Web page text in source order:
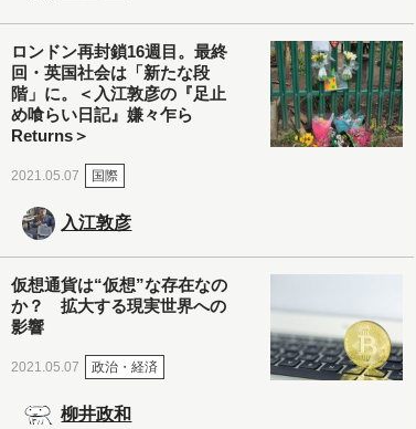
ロンドン再封鎖16週目。最終
回・英国社会は「新たな段
階」に。＜入江敦彦の『足止
め喰らい日記』嫌々乍ら
Returns＞
2021.05.07 国際
入江敦彦
仮想通貨は“仮想”な存在なの
か？ 拡大する現実世界への
影響
2021.05.07 政治・経済
柳井政和